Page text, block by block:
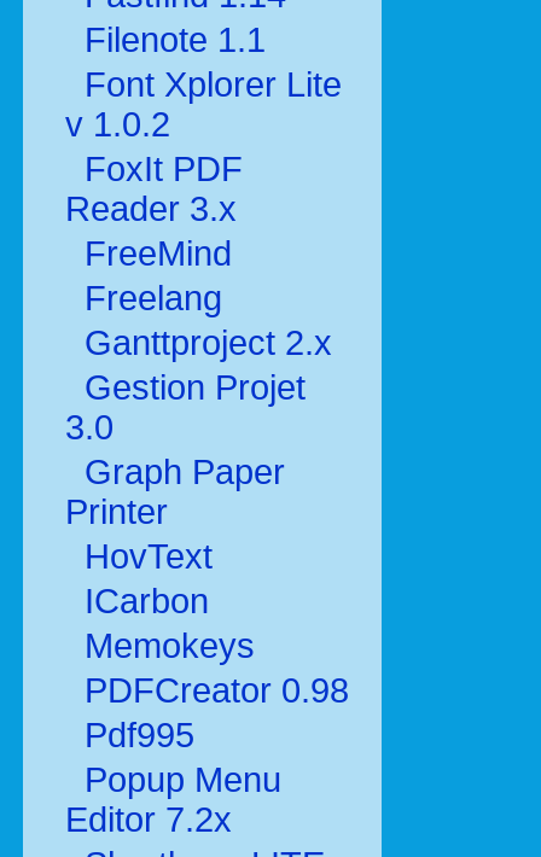
Filenote 1.1
Font Xplorer Lite
v 1.0.2
FoxIt PDF
Reader 3.x
FreeMind
Freelang
Ganttproject 2.x
Gestion Projet
3.0
Graph Paper
Printer
HovText
ICarbon
Memokeys
PDFCreator 0.98
Pdf995
Popup Menu
Editor 7.2x